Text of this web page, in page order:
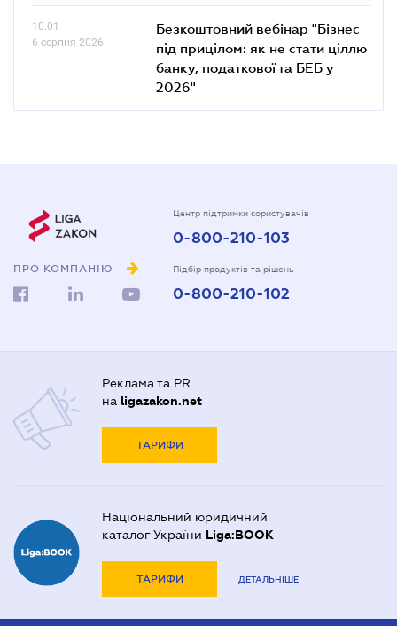
10.01
6 серпня 2026
Безкоштовний вебінар "Бізнес
під прицілом: як не стати ціллю
банку, податкової та БЕБ у
2026"
ПРО КОМПАНІЮ
Центр підтримки користувачів
0-800-210-103
Підбір продуктів та рішень
0-800-210-102
Реклама та PR
на ligazakon.net
ТАРИФИ
Національний юридичний
каталог України Liga:BOOK
ТАРИФИ ДЕТАЛЬНІШЕ